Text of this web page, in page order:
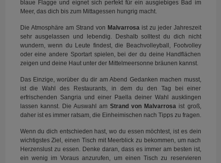
blaue Flagge und eignet sich perfekt für ein ausgiebiges Bad im
Meer, das dich bis zum Mittagessen hungrig macht.
Die Atmosphäre am Strand von Malvarrosaist zu jeder Jahreszeit
sehr ausgelassen und lebendig. Deshalb solltest du dich nicht
wundern, wenn du Leute findest, die Beachvolleyball, Footvolley
oder eine andere Sportart spielen, bei der du deine Handflächen
zeigen und deine Haut unter der Mittelmeersonne bräunen kannst.
Das Einzige, worüber du dir am Abend Gedanken machen musst,
ist die Wahl des Restaurants, in dem du den Tag bei einer
erfrischenden Sangria und einer Paella deiner Wahl ausklingen
lassen kannst. Die Auswahl amStrand von Malvarrosa ist groß,
daher ist es immer ratsam, die Einheimischen nach Tipps zu fragen.
Wenn du dich entschieden hast, wo du essen möchtest, ist es dein
wichtigstes Ziel, einen Tisch mit Meerblick zu bekommen, um nach
Herzenslust zu essen. Denke daran, dass es immer am besten ist,
ein wenig im Voraus anzurufen, um einen Tisch zu reservieren